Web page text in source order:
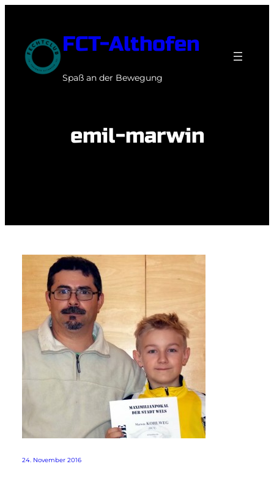
springen
FCT-Althofen
Spaß an der Bewegung
emil-marwin
24. November 2016